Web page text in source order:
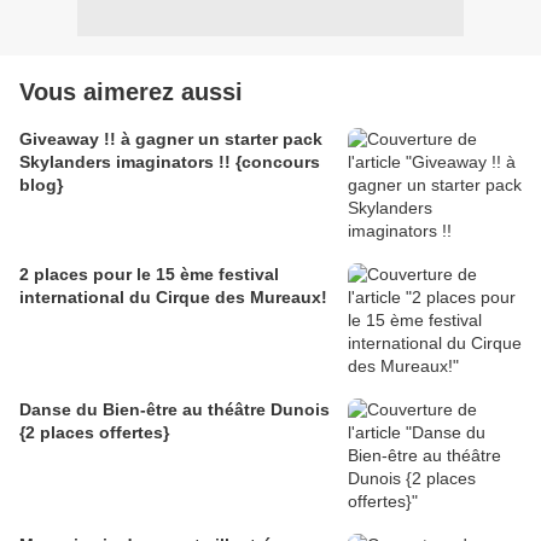
Vous aimerez aussi
Giveaway !! à gagner un starter pack
Skylanders imaginators !! {concours
blog}
2 places pour le 15 ème festival
international du Cirque des Mureaux!
Danse du Bien-être au théâtre Dunois
{2 places offertes}